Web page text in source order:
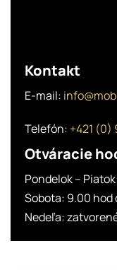
Kontakt
E-mail:
Telefón: +421 (0)
Otváracie
Pondelok –
Sobota: 9.00 hod
Nedeľa: